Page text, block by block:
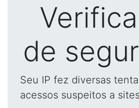
de
Seu IP fez diversas
acessos suspeitos a